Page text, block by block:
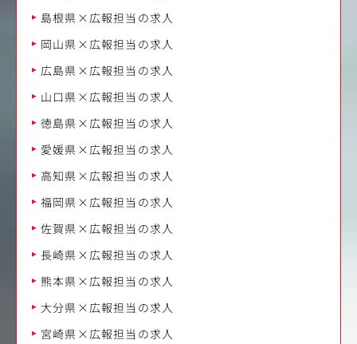
島根県×広報担当の求人
岡山県×広報担当の求人
広島県×広報担当の求人
山口県×広報担当の求人
徳島県×広報担当の求人
愛媛県×広報担当の求人
高知県×広報担当の求人
福岡県×広報担当の求人
佐賀県×広報担当の求人
長崎県×広報担当の求人
熊本県×広報担当の求人
大分県×広報担当の求人
宮崎県×広報担当の求人